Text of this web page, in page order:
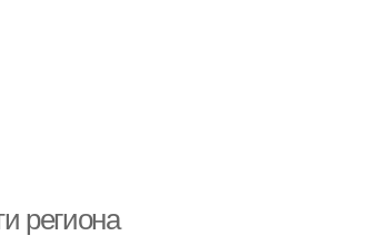
региона